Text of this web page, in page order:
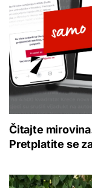
Čitajte
Pretplatite se